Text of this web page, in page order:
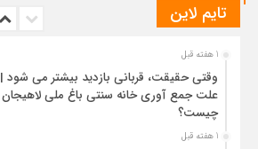
تایم لاین
1 هفته قبل
وقتی حقیقت، قربانی بازدید بیشتر می شود |
علت جمع آوری خانه سنتی باغ ملی لاهیجان
چیست؟
1 هفته قبل